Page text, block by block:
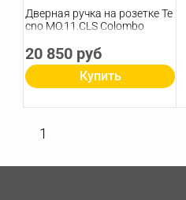
Дверная ручка на розетке Te
cno MO.11.CLS Colombo
20 850 руб
Купить
1